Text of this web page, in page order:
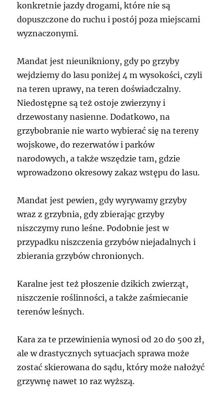
konkretnie jazdy drogami, które nie są
dopuszczone do ruchu i postój poza miejscami
wyznaczonymi.
Mandat jest nieunikniony, gdy po grzyby
wejdziemy do lasu poniżej 4 m wysokości, czyli
na teren uprawy, na teren doświadczalny.
Niedostępne są też ostoje zwierzyny i
drzewostany nasienne. Dodatkowo, na
grzybobranie nie warto wybierać się na tereny
wojskowe, do rezerwatów i parków
narodowych, a także wszędzie tam, gdzie
wprowadzono okresowy zakaz wstępu do lasu.
Mandat jest pewien, gdy wyrywamy grzyby
wraz z grzybnia, gdy zbierając grzyby
niszczymy runo leśne. Podobnie jest w
przypadku niszczenia grzybów niejadalnych i
zbierania grzybów chronionych.
Karalne jest też płoszenie dzikich zwierząt,
niszczenie roślinności, a także zaśmiecanie
terenów leśnych.
Kara za te przewinienia wynosi od 20 do 500 zł,
ale w drastycznych sytuacjach sprawa może
zostać skierowana do sądu, który może nałożyć
grzywnę nawet 10 raz wyższą.